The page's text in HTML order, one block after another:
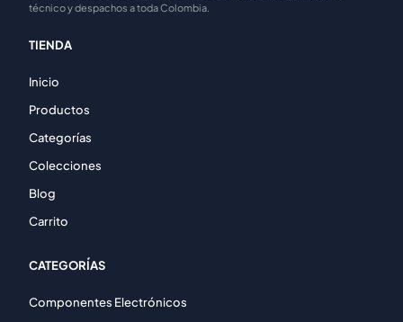
técnico y despachos a toda Colombia.
TIENDA
Inicio
Productos
Categorías
Colecciones
Blog
Carrito
CATEGORÍAS
Componentes Electrónicos